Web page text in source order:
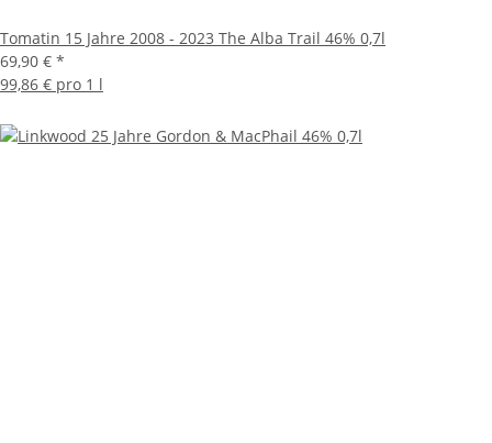
Tomatin 15 Jahre 2008 - 2023 The Alba Trail 46% 0,7l
69,90 € *
99,86 € pro 1 l